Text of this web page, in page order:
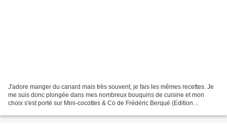
J'adore manger du canard mais très souvent, je fais les mêmes recettes. Je
me suis donc plongée dans mes nombreux bouquins de cuisine et mon
choix s'est porté sur Mini-cocottes & Co de Frédéric Berqué (Edition